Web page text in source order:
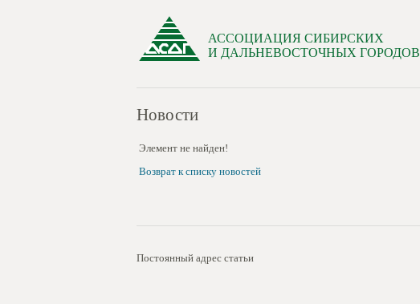
АССОЦИАЦИЯ СИБИРСКИХ
И ДАЛЬНЕВОСТОЧНЫХ ГОРОДОВ
Новости
Элемент не найден!
Возврат к списку новостей
Постоянный адрес статьи